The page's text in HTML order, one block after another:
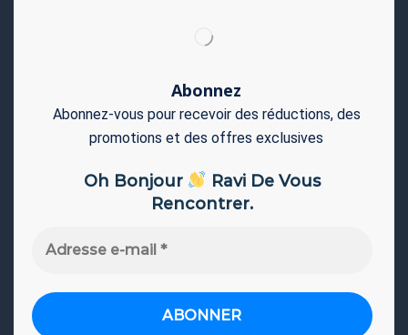
Abonnez
Abonnez-vous pour recevoir des réductions, des
promotions et des offres exclusives
Oh Bonjour
Ravi De Vous
Rencontrer.